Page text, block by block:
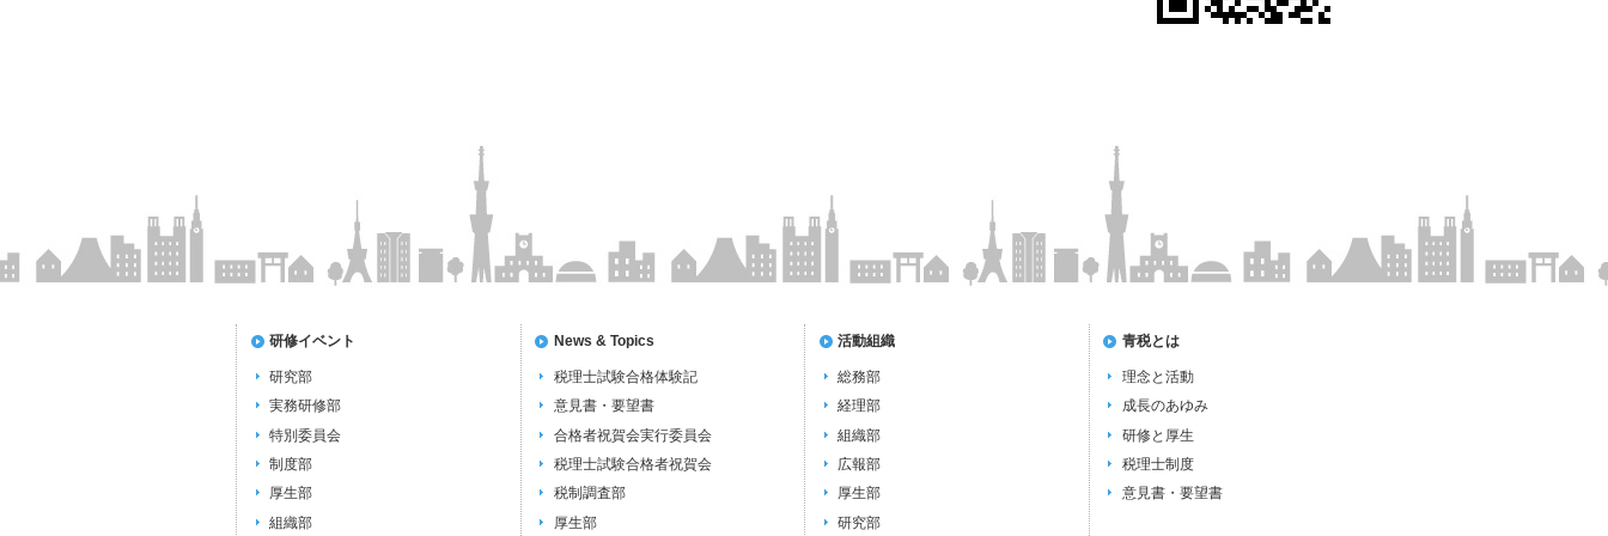
研修イベント
研究部
実務研修部
特別委員会
制度部
厚生部
組織部
News & Topics
税理士試験合格体験記
意見書・要望書
合格者祝賀会実行委員会
税理士試験合格者祝賀会
税制調査部
厚生部
活動組織
総務部
経理部
組織部
広報部
厚生部
研究部
青税とは
理念と活動
成長のあゆみ
研修と厚生
税理士制度
意見書・要望書